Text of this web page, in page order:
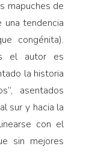
mapuches de
una tendencia
congénita).
el autor es
la historia
asentados
sur y hacia la
con el
sin mejores